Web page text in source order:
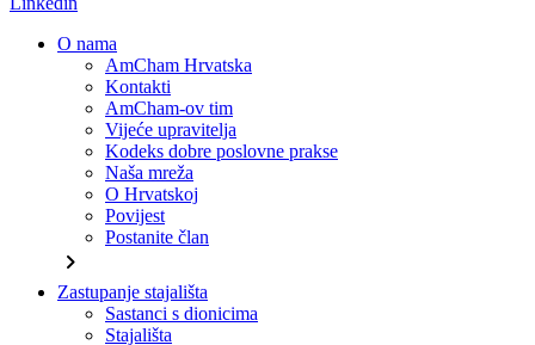
O nama
AmCham Hrvatska
Kontakti
AmCham-ov tim
Vijeće upravitelja
Kodeks dobre poslovne prakse
Naša mreža
O Hrvatskoj
Povijest
Postanite član
chevron_right
Zastupanje stajališta
Sastanci s dionicima
Stajališta